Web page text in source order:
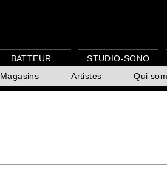
Magasins Artistes Qui
BATTEUR STUDIO-SONO